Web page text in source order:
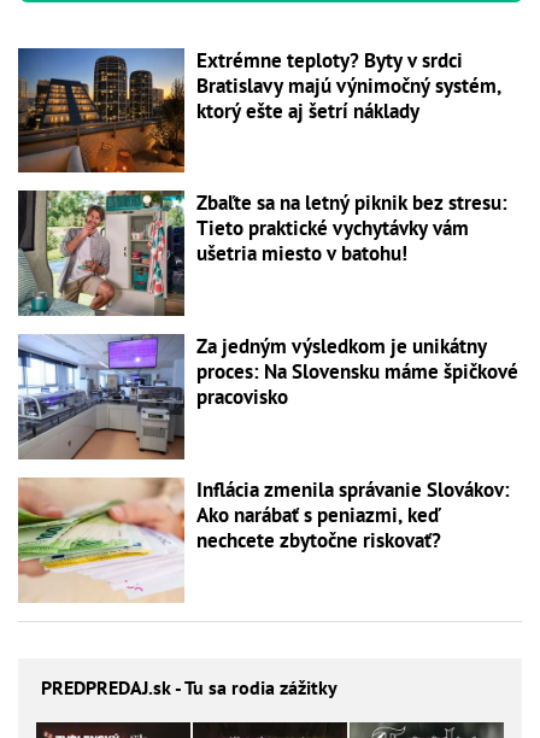
Extrémne teploty? Byty v srdci
Bratislavy majú výnimočný systém,
ktorý ešte aj šetrí náklady
Zbaľte sa na letný piknik bez stresu:
Tieto praktické vychytávky vám
ušetria miesto v batohu!
Za jedným výsledkom je unikátny
proces: Na Slovensku máme špičkové
pracovisko
Inflácia zmenila správanie Slovákov:
Ako narábať s peniazmi, keď
nechcete zbytočne riskovať?
PREDPREDAJ.sk - Tu sa rodia zážitky